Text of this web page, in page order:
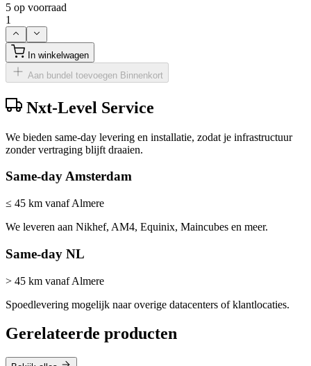
5 op voorraad
1
In winkelwagen
Aan bundel toevoegen Binnenkort
Nxt-Level Service
We bieden same-day levering en installatie, zodat je infrastructuur
zonder vertraging blijft draaien.
Same-day Amsterdam
≤ 45 km vanaf Almere
We leveren aan Nikhef, AM4, Equinix, Maincubes en meer.
Same-day NL
> 45 km vanaf Almere
Spoedlevering mogelijk naar overige datacenters of klantlocaties.
Gerelateerde producten